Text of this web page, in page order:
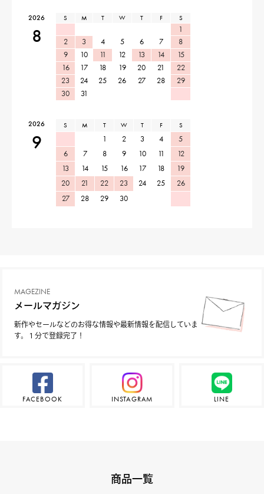
2026
8
S M T W T F S
1
2
3 4 5 6 7
8
9
10 11 12 13 14
15
16
17 18 19 20 21
22
23
24 25 26 27 28
29
30
31
2026
9
S M T W T F S
1 2 3 4
5
6
7 8 9 10 11
12
13
14 15 16 17 18
19
20
21 22 23 24 25
26
27
28 29 30
MAGEZINE
メールマガジン
新作やセールなどのお得な情報や最新情報を配信していま
す。１分で登録完了！
FACEBOOK INSTAGRAM LINE
商品一覧